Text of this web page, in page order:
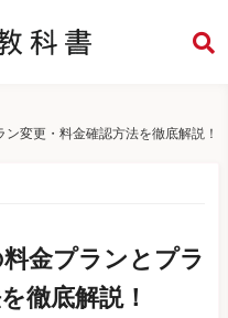
ン変更・料金確認方法を徹底解説！
料金プランとプラ
徹底解説！